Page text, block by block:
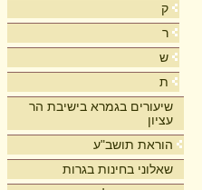
ק
ר
ש
ת
שיעורים בגמרא בישיבת הר
עציון
הוראת תושב"ע
שאלוני בחינות בגרות